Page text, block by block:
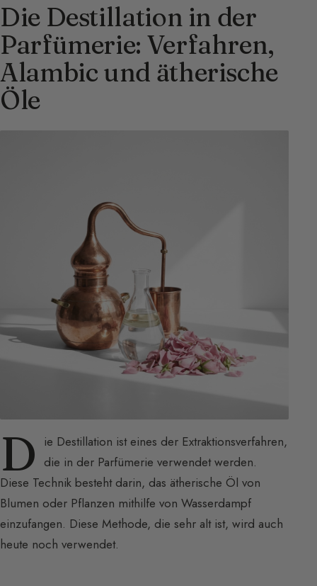
Die Destillation in der
Parfümerie: Verfahren,
Alambic und ätherische
Öle
D ie Destillation ist eines der Extraktionsverfahren,
die in der Parfümerie verwendet werden.
Diese Technik besteht darin, das ätherische Öl von
Blumen oder Pflanzen mithilfe von Wasserdampf
einzufangen. Diese Methode, die sehr alt ist, wird auch
heute noch verwendet.